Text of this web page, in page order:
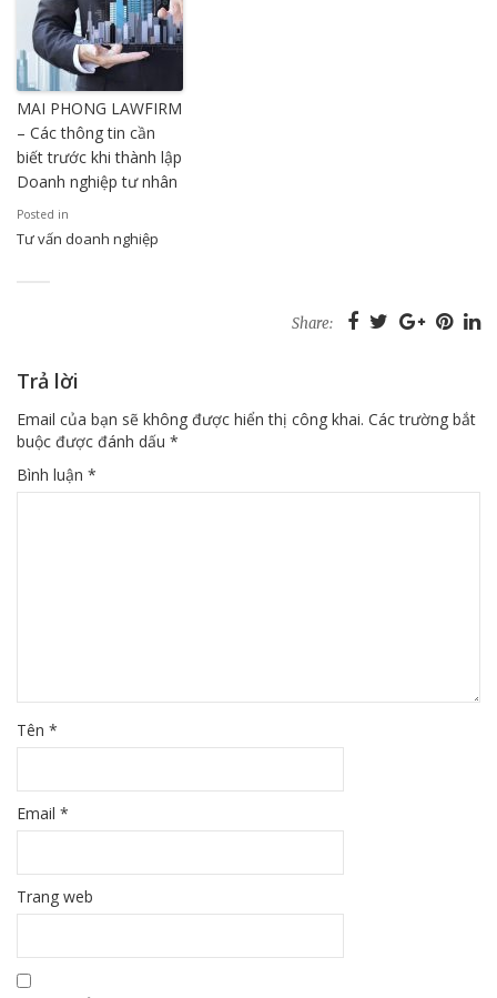
MAI PHONG LAWFIRM
– Các thông tin cần
biết trước khi thành lập
Doanh nghiệp tư nhân
Posted in
Tư vấn doanh nghiệp
Share:
Trả lời
Email của bạn sẽ không được hiển thị công khai. Các trường bắt
buộc được đánh dấu *
Bình luận *
Tên *
Email *
Trang web